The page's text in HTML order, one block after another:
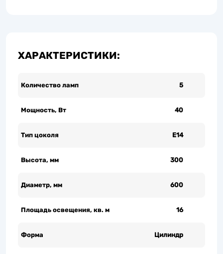
ХАРАКТЕРИСТИКИ:
Количество ламп 5
Мощность, Вт 40
Тип цоколя Е14
Высота, мм 300
Диаметр, мм 600
Площадь освещения, кв. м 16
Форма Цилиндр